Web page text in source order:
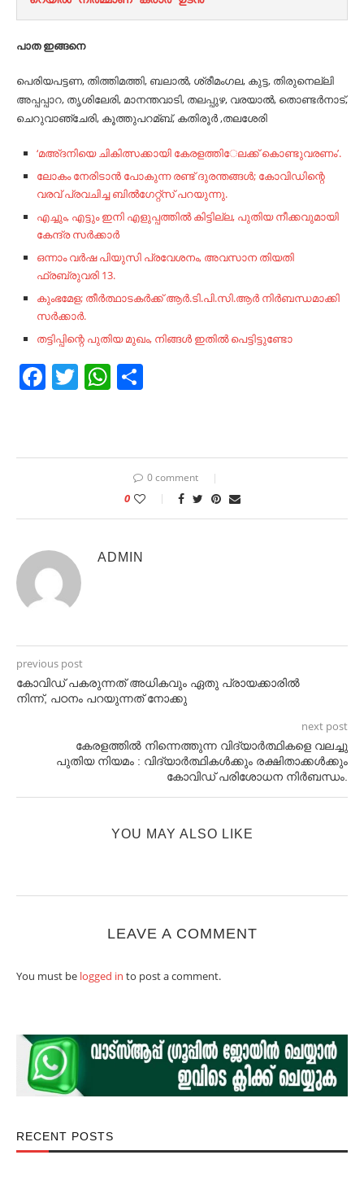
പാത ഇങ്ങനെ
പെരിയപട്ടണ, തിത്തിമത്തി, ബലാല്‍, ശ്രീമംഗല, കുട്ട, തിരുനെല്ലി
അപ്പപ്പാറ, തൃശിലേരി, മാനന്തവാടി, തലപ്പുഴ, വരയാല്‍, തൊണ്ടര്‍നാട്,
ചെറുവാഞ്ചേരി, കൂത്തുപറമ്ബ്, കതിരൂര്‍ ,തലശേരി
‘മഅ്ദനിയെ ചികിത്സക്കായി കേരളത്തി​േലക്ക്​ കൊണ്ടുവരണം’.
ലോകം നേരിടാൻ പോകുന്ന രണ്ട് ദുരന്തങ്ങൾ; കോവിഡിന്റെ
വരവ് പ്രവചിച്ച ബില്‍ഗേറ്റ്​സ് പറയുന്നു.
എച്ചും, എട്ടും ഇനി എളുപ്പത്തിൽ കിട്ടില്ല, പുതിയ നീക്കവുമായി
കേന്ദ്ര സർക്കാർ
ഒന്നാം വർഷ പിയുസി പ്രവേശനം, അവസാന തിയതി
ഫ്രബ്രുവരി 13.
കുംഭമേള; തീര്‍ത്ഥാടകര്‍ക്ക് ആര്‍.ടി.പി.സി.ആര്‍ നിര്‍ബന്ധമാക്കി
സര്‍ക്കാര്‍.
തട്ടിപ്പിന്റെ പുതിയ മുഖം, നിങ്ങൾ ഇതിൽ പെട്ടിട്ടുണ്ടോ
Facebook
TwitterWhatsApp
0 comment
0
ADMIN
previous post
കോവിഡ് പകരുന്നത് അധികവും ഏതു പ്രായക്കാരിൽ
നിന്ന്, പഠനം പറയുന്നത് നോക്കു
next post
കേരളത്തിൽ നിന്നെത്തുന്ന വിദ്യാർത്ഥികളെ വലച്ചു
പുതിയ നിയമം : വിദ്യാർത്ഥികൾക്കും രക്ഷിതാക്കൾക്കും
കോവിഡ് പരിശോധന നിർബന്ധം.
YOU MAY ALSO LIKE
LEAVE A COMMENT
You must be logged in to post a comment.
RECENT POSTS